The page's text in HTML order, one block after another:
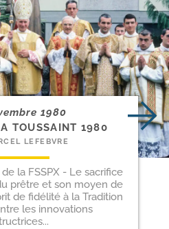
1980
TOUSSAINT 1980
LEFEBVRE
la FSSPX - Le sacrifice
prêtre et son moyen de
de fidélité à la Tradition
les innovations